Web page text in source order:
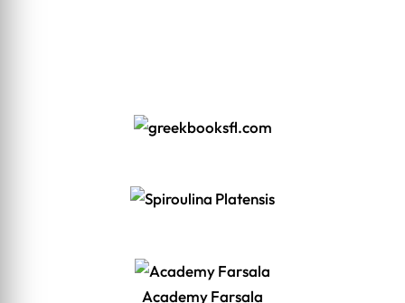
Academy Farsala